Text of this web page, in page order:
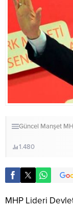
Güncel Manşet
1.480
MHP Lideri